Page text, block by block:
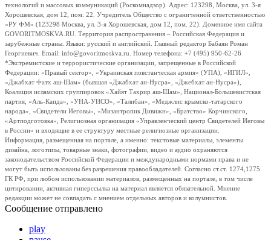
технологий и массовых коммуникаций (Роскомнадзор). Адрес: 123298, Москва, ул. 3-я
Хорошевская, дом 12, пом. 22. Учредитель Общество с ограниченной ответственностью
«РУ ФМ» (123298 Москва, ул. 3-я Хорошевская, дом 12, пом. 22). Доменное имя сайта
GOVORITMOSKVA.RU. Территория распространения – Российская Федерация и
зарубежные страны. Языки: русский и английский. Главный редактор Бабаян Роман
Георгиевич. Email: info@govoritmoskva.ru. Номер телефона: +7 (495) 950-62-26
*Экстремистские и террористические организации, запрещенные в Российской
Федерации: «Правый сектор», «Украинская повстанческая армия» (УПА), «ИГИЛ»,
«Джабхат Фатх аш-Шам» (бывшая «Джабхат ан-Нусра», «Джебхат ан-Нусра»),
Коалиция исламских группировок «Хайят Тахрир аш-Шам», Национал-Большевистская
партия, «Аль-Каида», «УНА-УНСО», «Талибан», «Меджлис крымско-татарского
народа», «Свидетели Иеговы», «Мизантропик Дивижн», «Братство» Корчинского,
«Артподготовка», Религиозная организация «Управленческий центр Свидетелей Иеговы
в России» и входящие в ее структуру местные религиозные организации.
Информация, размещенная на портале, а именно: текстовые материалы, элементы
дизайна, логотипы, товарные знаки, фотографии, видео и аудио охраняются
законодательством Российской Федерации и международными нормами права и не
могут быть использованы без разрешения правообладателей. Согласно ст.ст. 1274,1275
ГК РФ, при любом использовании материалов, размещенных на портале, в том числе
цитировании, активная гиперссылка на материал является обязательной. Мнение
редакции может не совпадать с мнением отдельных авторов и колумнистов.
Сообщение отправлено
play